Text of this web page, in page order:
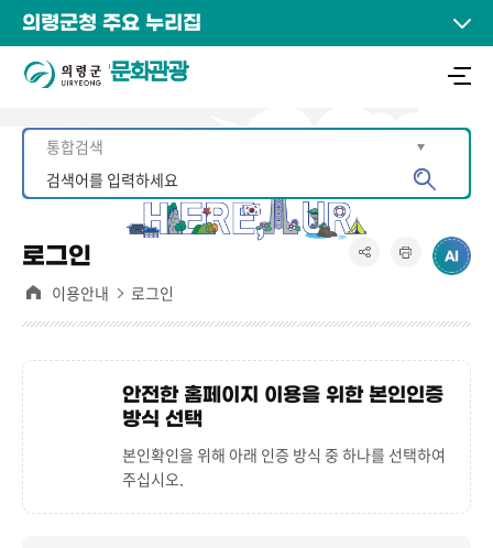
의령군청 주요 누리집
문화관광
로그인
이용안내 로그인
안전한 홈페이지 이용을 위한 본인인증
방식 선택
본인확인을 위해 아래 인증 방식 중 하나를 선택하여
주십시오.